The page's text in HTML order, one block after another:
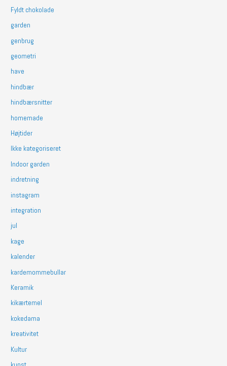
Fyldt chokolade
garden
genbrug
geometri
have
hindbær
hindbærsnitter
homemade
Højtider
Ikke kategoriseret
Indoor garden
indretning
instagram
integration
jul
kage
kalender
kardemommebullar
Keramik
kikærtemel
kokedama
kreativitet
Kultur